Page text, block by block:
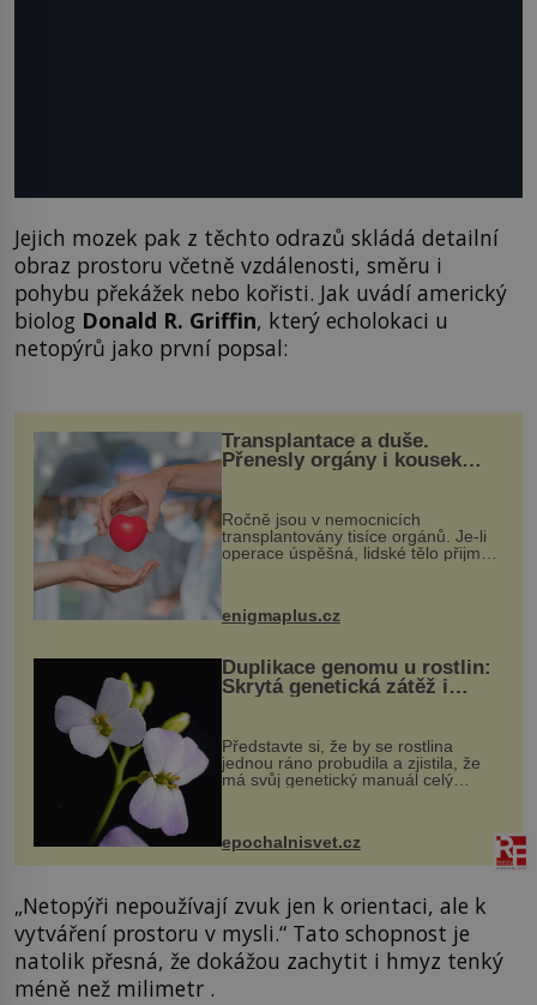
Jejich mozek pak z těchto odrazů skládá detailní
obraz prostoru včetně vzdálenosti, směru i
pohybu překážek nebo kořisti. Jak uvádí americký
biolog Donald R. Griffin, který echolokaci u
netopýrů jako první popsal:
Transplantace a duše.
Přenesly orgány i kousek
Ročně jsou v nemocnicích
transplantovány tisíce orgánů. Je-li
operace úspěšná, lidské tělo přijme
enigmaplus.cz
Duplikace genomu u rostlin:
Skrytá genetická zátěž i
Představte si, že by se rostlina
jednou ráno probudila a zjistila, že
má svůj genetický manuál celý
vstupenka...
epochalnisvet.cz
„Netopýři nepoužívají zvuk jen k orientaci, ale k
vytváření prostoru v mysli.“ Tato schopnost je
natolik přesná, že dokážou zachytit i hmyz tenký
méně než milimetr .